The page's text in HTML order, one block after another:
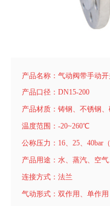
产品名称：气动阀带手动
产品口径：DN15-200
产品材质：铸钢、不锈钢
温度范围：-20~260℃
公称压力：16、25、40bar
产品用途：水、蒸汽、空
连接方式：法兰
气动形式：双作用、单作用